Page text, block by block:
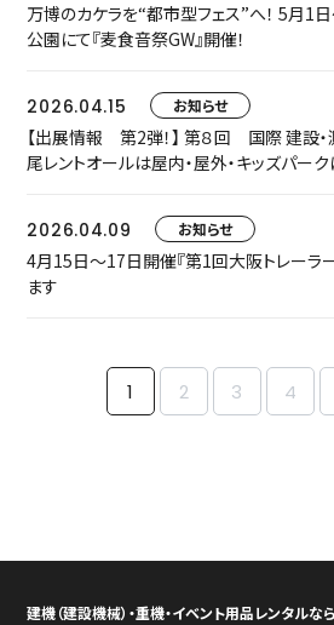
万博のカケラを“都市型フェス”へ！ 5月1
公園にて『麦食音祭GW』開催！
2026.04.15 お知らせ
【出展情報 第2弾！】 第８回 国際 建設・
尾レントオールは屋内・屋外・キッズパーク
2026.04.09 お知らせ
4月15日～17日開催『第1回大阪トレーラ
ます
1 2 3 4
建機（建設機械）・重機・イベント用品レンタル